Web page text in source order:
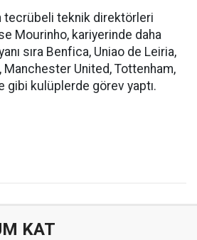
tecrübeli teknik direktörleri
Mourinho, kariyerinde daha
sıra Benfica, Uniao de Leiria,
Manchester United, Tottenham,
gibi kulüplerde görev yaptı.
KAT